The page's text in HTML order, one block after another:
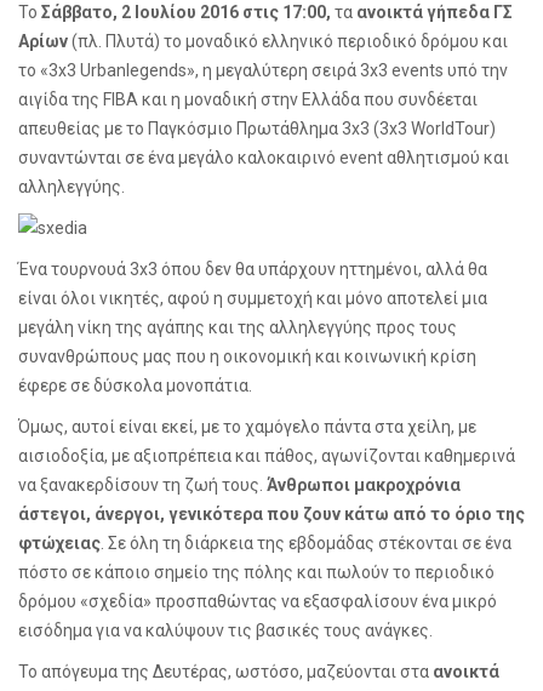
Το Σάββατο, 2 Ιουλίου 2016 στις 17:00, τα ανοικτά γήπεδα ΓΣ
Αρίων(πλ. Πλυτά) το μοναδικό ελληνικό περιοδικό δρόμου και
το «3x3 Urban legends», η μεγαλύτερη σειρά 3x3 events υπό την
αιγίδα της FIBA και η μοναδική στην Ελλάδα που συνδέεται
απευθείας με το Παγκόσμιο Πρωτάθλημα 3x3 (3x3 WorldTour)
συναντώνται σε ένα μεγάλο καλοκαιρινό eventαθλητισμού και
αλληλεγγύης.
Ένα τουρνουά 3x3 όπου δεν θα υπάρχουν ηττημένοι, αλλά θα
είναι όλοι νικητές, αφού η συμμετοχή και μόνο αποτελεί μια
μεγάλη νίκη της αγάπης και της αλληλεγγύης προς τους
συνανθρώπους μας που η οικονομική και κοινωνική κρίση
έφερε σε δύσκολα μονοπάτια.
Όμως, αυτοί είναι εκεί, με το χαμόγελο πάντα στα χείλη, με
αισιοδοξία, με αξιοπρέπεια και πάθος, αγωνίζονται καθημερινά
να ξανακερδίσουν τη ζωή τους. Άνθρωποι μακροχρόνια
άστεγοι, άνεργοι, γενικότερα που ζουν κάτω από το όριο της
φτώχειας . Σε όλη τη διάρκεια της εβδομάδας στέκονται σε ένα
πόστο σε κάποιο σημείο της πόλης και πωλούν το περιοδικό
δρόμου «σχεδία» προσπαθώντας να εξασφαλίσουν ένα μικρό
εισόδημα για να καλύψουν τις βασικές τους ανάγκες.
Το απόγευμα της Δευτέρας, ωστόσο, μαζεύονται στα ανοικτά